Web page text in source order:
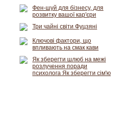
Фен-шуй для бізнесу, для
розвитку вашої кар'єри
Три чайні світи Фуцзяні
Ключові фактори, що
впливають на смак кави
Як зберегти шлюб на межі
розлучення поради
психолога Як зберегти сім'ю